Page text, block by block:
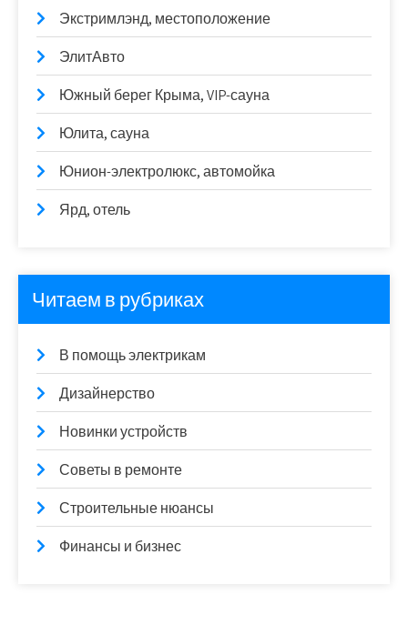
Экстримлэнд, местоположение
ЭлитАвто
Южный берег Крыма, VIP-сауна
Юлита, сауна
Юнион-электролюкс, автомойка
Ярд, отель
Читаем в рубриках
В помощь электрикам
Дизайнерство
Новинки устройств
Советы в ремонте
Строительные нюансы
Финансы и бизнес